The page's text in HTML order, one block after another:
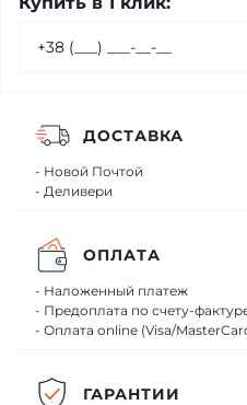
ДОСТАВКА
- Новой Почтой
- Деливери
ОПЛАТА
- Наложенный платеж
- Предоплата по счету-
- Оплата online (Visa/
ГАРАНТИИ